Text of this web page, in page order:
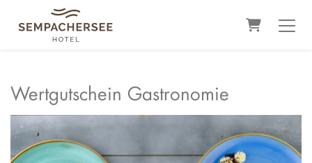
Warenkorb
Wertgutschein Gastronomie